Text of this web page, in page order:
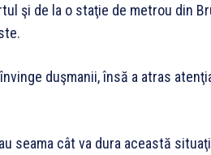
şi de la o staţie de metrou din
duşmanii, însă a atras
seama cât va dura această